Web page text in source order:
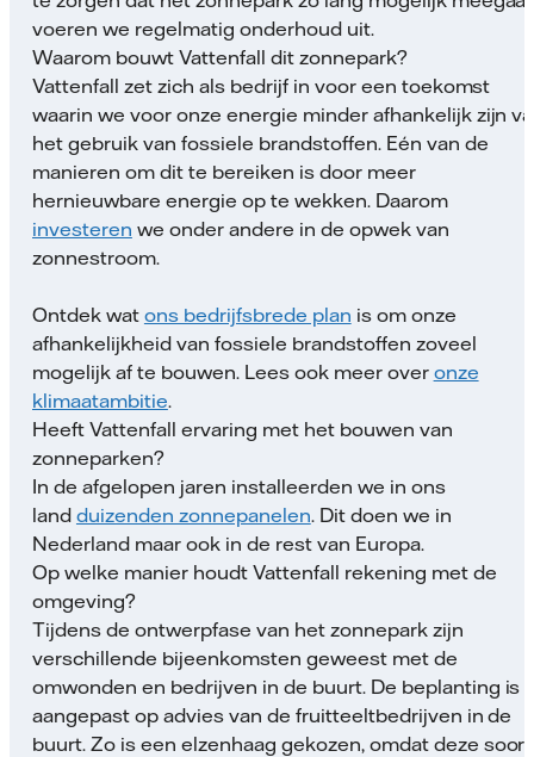
voeren we regelmatig onderhoud uit.
Waarom bouwt Vattenfall dit zonnepark?
Vattenfall zet zich als bedrijf in voor een toekomst
waarin we voor onze energie minder afhankelijk zijn
het gebruik van fossiele brandstoffen. Eén van de
manieren om dit te bereiken is door meer
hernieuwbare energie op te wekken. Daarom
investeren we onder andere in de opwek van
zonnestroom.
Ontdek wat ons bedrijfsbrede plan is om onze
afhankelijkheid van fossiele brandstoffen zoveel
mogelijk af te bouwen. Lees ook meer over onze
klimaatambitie.
Heeft Vattenfall ervaring met het bouwen van
zonneparken?
In de afgelopen jaren installeerden we in ons
land duizenden zonnepanelen. Dit doen we in
Nederland maar ook in de rest van Europa.
Op welke manier houdt Vattenfall rekening met de
omgeving?
Tijdens de ontwerpfase van het zonnepark zijn
verschillende bijeenkomsten geweest met de
omwonden en bedrijven in de buurt. De beplanting is
aangepast op advies van de fruitteeltbedrijven in de
buurt. Zo is een elzenhaag gekozen, omdat deze soort